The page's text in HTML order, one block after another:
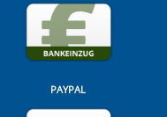
PAYPAL